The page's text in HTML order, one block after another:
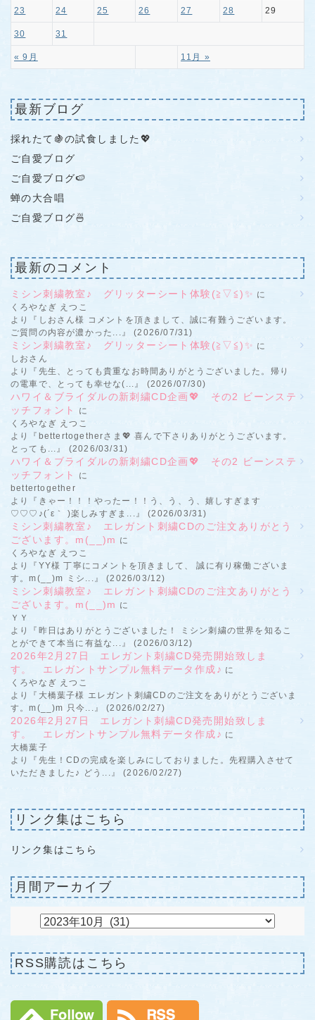
« 9月 11月 »
23 24 25 26 27 28 29
30 31
最新ブログ
採れたて🍇の試食しました💖
ご自愛ブログ
ご自愛ブログ🍉
蝉の大合唱
ご自愛ブログ🍜
最新のコメント
ミシン刺繍教室♪ グリッターシート体験(≧▽≦)✨ に
くろやなぎ えつこ
より『しおさん様 コメントを頂きまして、誠に有難うございます。
ご質問の内容が濃かった...』 (2026/07/31)
ミシン刺繍教室♪ グリッターシート体験(≧▽≦)✨ に
しおさん
より『先生、とっても貴重なお時間ありがとうございました。帰り
の電車で、とっても幸せな(...』 (2026/07/30)
ハワイ＆ブライダルの新刺繍CD企画💖 その2 ビーンステ
ッチフォント
に
くろやなぎ えつこ
より『bettertogetherさま💖 喜んで下さりありがとうございます。
とっても...』 (2026/03/31)
ハワイ＆ブライダルの新刺繍CD企画💖 その2 ビーンステ
ッチフォント
に
bettertogether
より『きゃー！！！やったー！！う、う、う、嬉しすぎます
♡♡♡♪(´ε｀ )楽しみすぎま...』 (2026/03/31)
ミシン刺繍教室♪ エレガント刺繍CDのご注文ありがとう
ございます。m(__)m に
くろやなぎ えつこ
より『YY様 丁寧にコメントを頂きまして、 誠に有り稼働ございま
す。m(__)m ミシ...』 (2026/03/12)
ミシン刺繍教室♪ エレガント刺繍CDのご注文ありがとう
ございます。m(__)m に
ＹＹ
より『昨日はありがとうございました！ ミシン刺繍の世界を知るこ
とができて本当に有益な...』 (2026/03/12)
2026年2月27日 エレガント刺繍CD発売開始致しま
す。 エレガントサンプル無料データ作成♪ に
くろやなぎ えつこ
より『大橋葉子様 エレガント刺繍CDのご注文をありがとうございま
す。m(__)m 只今...』 (2026/02/27)
2026年2月27日 エレガント刺繍CD発売開始致しま
す。 エレガントサンプル無料データ作成♪ に
大橋葉子
より『先生！CDの完成を楽しみにしておりました。先程購入させて
いただきました♪ どう...』 (2026/02/27)
リンク集はこちら
リンク集はこちら
月間アーカイブ
RSS購読はこちら